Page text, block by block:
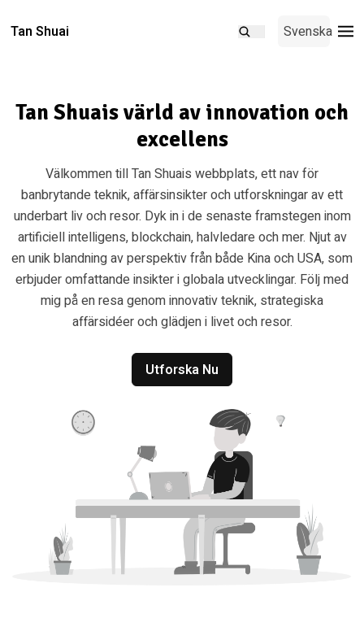
Tan Shuai Svenska
Tan Shuais värld av innovation och
excellens
Välkommen till Tan Shuais webbplats, ett nav för
banbrytande teknik, affärsinsikter och utforskningar av ett
underbart liv och resor. Dyk in i de senaste framstegen inom
artificiell intelligens, blockchain, halvledare och mer. Njut av
en unik blandning av perspektiv från både Kina och USA, som
erbjuder omfattande insikter i globala utvecklingar. Följ med
mig på en resa genom innovativ teknik, strategiska
affärsidéer och glädjen i livet och resor.
Utforska Nu